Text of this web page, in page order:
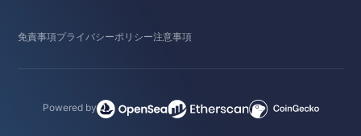
免責事項プライバシーポリシー注意事項
Powered by